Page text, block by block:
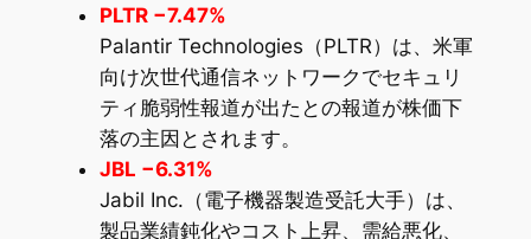
PLTR −7.47%
Palantir Technologies（PLTR）は、米軍
向け次世代通信ネットワークでセキュリ
ティ脆弱性報道が出たとの報道が株価下
落の主因とされます。
JBL −6.31%
Jabil Inc.（電子機器製造受託大手）は、
製品業績鈍化やコスト上昇、需給悪化、